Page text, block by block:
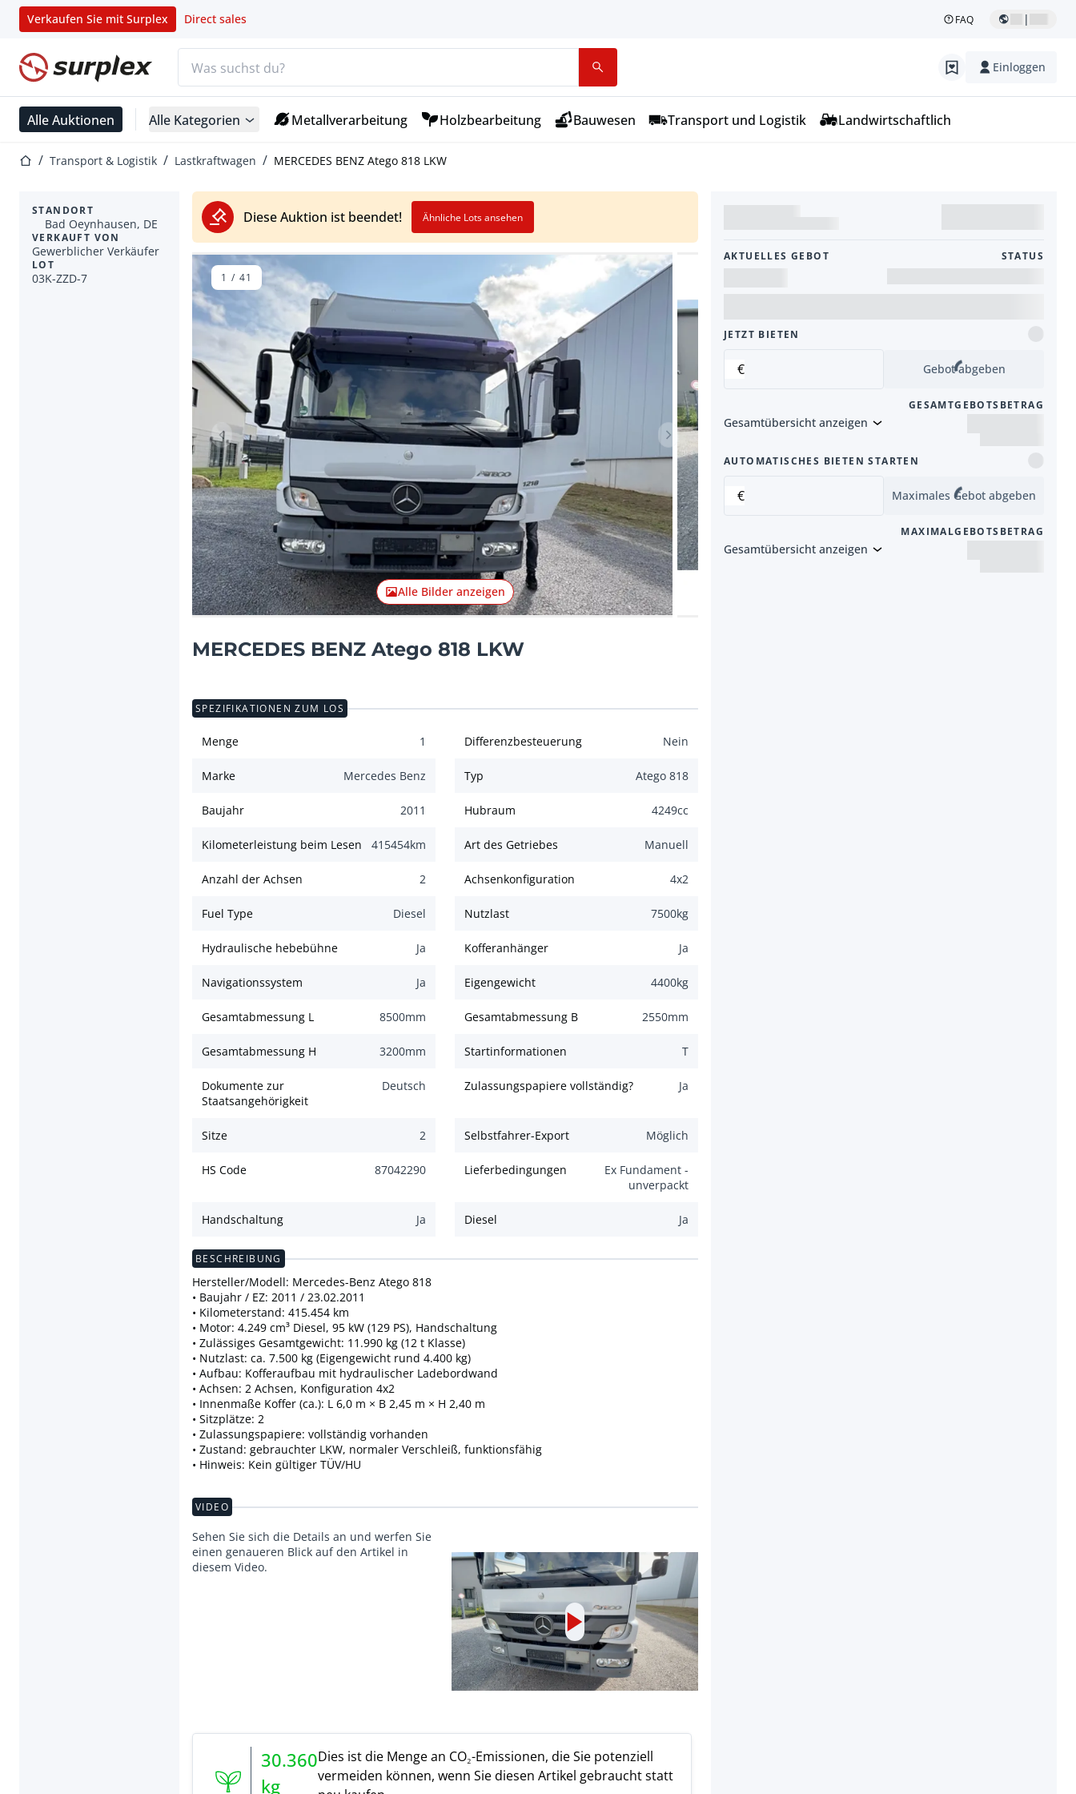
Verkaufen Sie mit Surplex Direct sales FAQ |
Startseite Einloggen
Alle Auktionen Alle Kategorien Metallverarbeitung Holzbearbeitung Bauwesen Transport und Logistik Landwirtschaftlich
StartseiteTransport & Logistik Lastkraftwagen MERCEDES BENZ Atego 818 LKW
Diese Auktion ist beendet! Ähnliche Lots ansehen
STANDORT
Bad Oeynhausen, DE
VERKAUFT VON
Gewerblicher Verkäufer
LOT
03K-ZZD-7
Vorheriger Artikel Nächster Artikel
Alle Bilder anzeigen
1 / 41
MERCEDES BENZ Atego 818 LKW
AKTUELLES GEBOT STATUS
JETZT BIETEN
€ Gebot abgeben
GESAMTGEBOTSBETRAG
Gesamtübersicht anzeigen
AUTOMATISCHES BIETEN STARTEN
€ Maximales Gebot abgeben
MAXIMALGEBOTSBETRAG
Gesamtübersicht anzeigen
SPEZIFIKATIONEN ZUM LOS
Menge 1 Differenzbesteuerung Nein
Marke Mercedes Benz Typ Atego 818
Baujahr 2011 Hubraum 4249cc
Kilometerleistung beim Lesen 415454km Art des Getriebes Manuell
Anzahl der Achsen 2 Achsenkonfiguration 4x2
Fuel Type Diesel Nutzlast 7500kg
Hydraulische hebebühne Ja Kofferanhänger Ja
Navigationssystem Ja Eigengewicht 4400kg
Gesamtabmessung L 8500mm Gesamtabmessung B 2550mm
Gesamtabmessung H 3200mm Startinformationen T
Dokumente zur
Staatsangehörigkeit
Deutsch Zulassungspapiere vollständig? Ja
Sitze 2 Selbstfahrer-Export Möglich
HS Code 87042290 Lieferbedingungen
Ex Fundament -
unverpackt
Handschaltung Ja Diesel Ja
BESCHREIBUNG
Hersteller/Modell: Mercedes-Benz Atego 818
• Baujahr / EZ: 2011 / 23.02.2011
• Kilometerstand: 415.454 km
• Motor: 4.249 cm³ Diesel, 95 kW (129 PS), Handschaltung
• Zulässiges Gesamtgewicht: 11.990 kg (12 t Klasse)
• Nutzlast: ca. 7.500 kg (Eigengewicht rund 4.400 kg)
• Aufbau: Kofferaufbau mit hydraulischer Ladebordwand
• Achsen: 2 Achsen, Konfiguration 4x2
• Innenmaße Koffer (ca.): L 6,0 m × B 2,45 m × H 2,40 m
• Sitzplätze: 2
• Zulassungspapiere: vollständig vorhanden
• Zustand: gebrauchter LKW, normaler Verschleiß, funktionsfähig
• Hinweis: Kein gültiger TÜV/HU
VIDEO
Sehen Sie sich die Details an und werfen Sie
einen genaueren Blick auf den Artikel in
diesem Video.
30.360
kg
Dies ist die Menge an CO₂-Emissionen, die Sie potenziell
vermeiden können, wenn Sie diesen Artikel gebraucht statt